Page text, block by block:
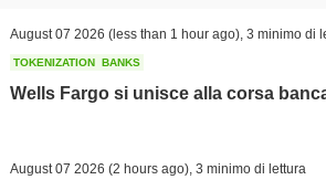
August 07 2026 (less than 1 hour ago) 3 minimo di
TOKENIZATION BANKS
Wells Fargo si unisce alla corsa
August 07 2026 (2 hours ago) 3 minimo di lettura